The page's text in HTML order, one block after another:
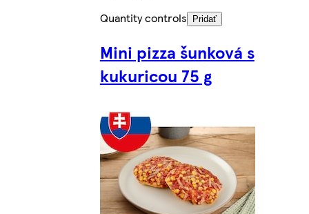
Quantity controls
Pridať
Mini pizza šunková s
kukuricou 75 g